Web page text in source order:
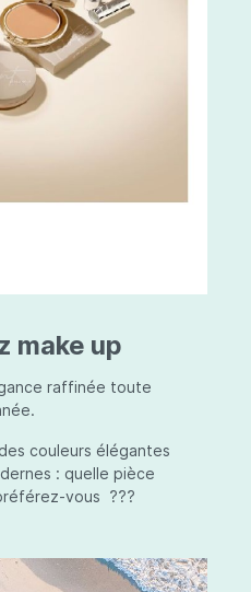
make up
raffinée toute
couleurs élégantes
: quelle pièce
vous ???